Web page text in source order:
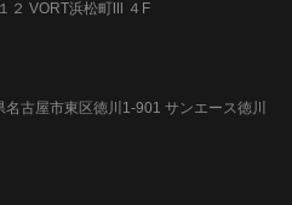
２ VORT浜松町Ⅲ ４F
古屋市東区徳川1-901 サンエース徳川